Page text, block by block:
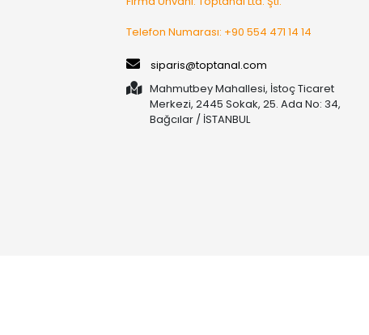
Telefon Numarası: +90 554 471 14 14
siparis@toptanal.com
Mahmutbey Mahallesi, İstoç Ticaret
Merkezi, 2445 Sokak, 25. Ada No: 34,
Bağcılar / İSTANBUL